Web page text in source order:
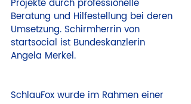
Projekte durch professionelle
Beratung und Hilfestellung bei deren
Umsetzung. Schirmherrin von
startsocial ist Bundeskanzlerin
Angela Merkel.
SchlauFox wurde im Rahmen einer